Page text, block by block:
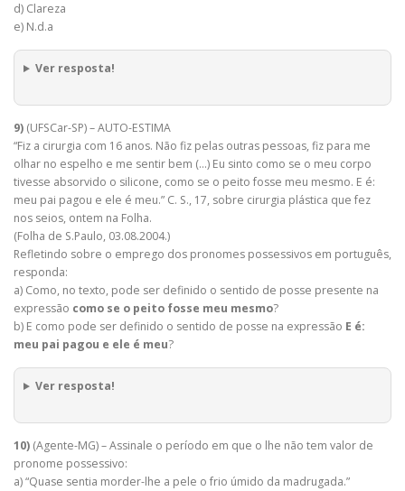
d) Clareza
e) N.d.a
Ver resposta!
9) (UFSCar-SP) – AUTO-ESTIMA
“Fiz a cirurgia com 16 anos. Não fiz pelas outras pessoas, fiz para me
olhar no espelho e me sentir bem (…) Eu sinto como se o meu corpo
tivesse absorvido o silicone, como se o peito fosse meu mesmo. E é:
meu pai pagou e ele é meu.” C. S., 17, sobre cirurgia plástica que fez
nos seios, ontem na Folha.
(Folha de S.Paulo, 03.08.2004.)
Refletindo sobre o emprego dos pronomes possessivos em português,
responda:
a) Como, no texto, pode ser definido o sentido de posse presente na
expressão como se o peito fosse meu mesmo?
b) E como pode ser definido o sentido de posse na expressão E é:
meu pai pagou e ele é meu?
Ver resposta!
10) (Agente-MG) – Assinale o período em que o lhe não tem valor de
pronome possessivo:
a) “Quase sentia morder-lhe a pele o frio úmido da madrugada.”